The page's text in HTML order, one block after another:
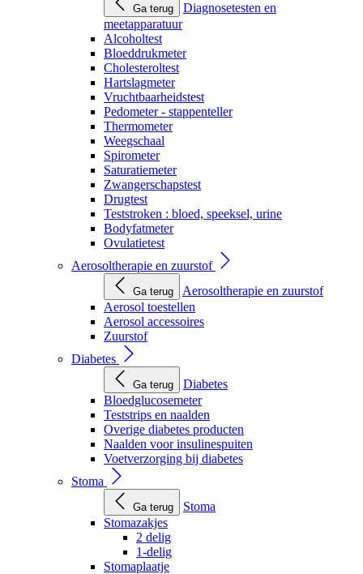
Ga terug
Diagnosetesten en
meetapparatuur
Alcoholtest
Bloeddrukmeter
Cholesteroltest
Hartslagmeter
Vruchtbaarheidstest
Pedometer - stappenteller
Thermometer
Weegschaal
Spirometer
Saturatiemeter
Zwangerschapstest
Drugtest
Teststroken : bloed, speeksel, urine
Bodyfatmeter
Ovulatietest
Aerosoltherapie en zuurstof
Ga terug
Aerosoltherapie en zuurstof
Aerosol toestellen
Aerosol accessoires
Zuurstof
Diabetes
Ga terug
Diabetes
Bloedglucosemeter
Teststrips en naalden
Overige diabetes producten
Naalden voor insulinespuiten
Voetverzorging bij diabetes
Stoma
Ga terug
Stoma
Stomazakjes
2 delig
1-delig
Stomaplaatje